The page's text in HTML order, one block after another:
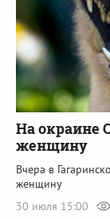
На окраине
женщину
Вчера в
женщину
30 июля 15:00